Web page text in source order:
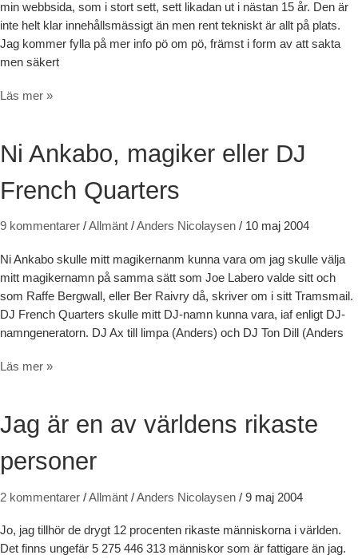
min webbsida, som i stort sett, sett likadan ut i nästan 15 år. Den är
inte helt klar innehållsmässigt än men rent tekniskt är allt på plats.
Jag kommer fylla på mer info pö om pö, främst i form av att sakta
men säkert
Välkommen till en ny Nico.se
Läs mer »
Ni Ankabo, magiker eller DJ
French Quarters
9 kommentarer /Allmänt /Anders Nicolaysen / 10 maj 2004
Ni Ankabo skulle mitt magikernanm kunna vara om jag skulle välja
mitt magikernamn på samma sätt som Joe Labero valde sitt och
som Raffe Bergwall, eller Ber Raivry då, skriver om i sitt Tramsmail.
DJ French Quarters skulle mitt DJ-namn kunna vara, iaf enligt DJ-
namngeneratorn. DJ Ax till limpa (Anders) och DJ Ton Dill (Anders
Ni Ankabo, magiker eller DJ French Quarters
Läs mer »
Jag är en av världens rikaste
personer
2 kommentarer /Allmänt /Anders Nicolaysen / 9 maj 2004
Jo, jag tillhör de drygt 12 procenten rikaste människorna i världen.
Det finns ungefär 5 275 446 313 människor som är fattigare än jag.